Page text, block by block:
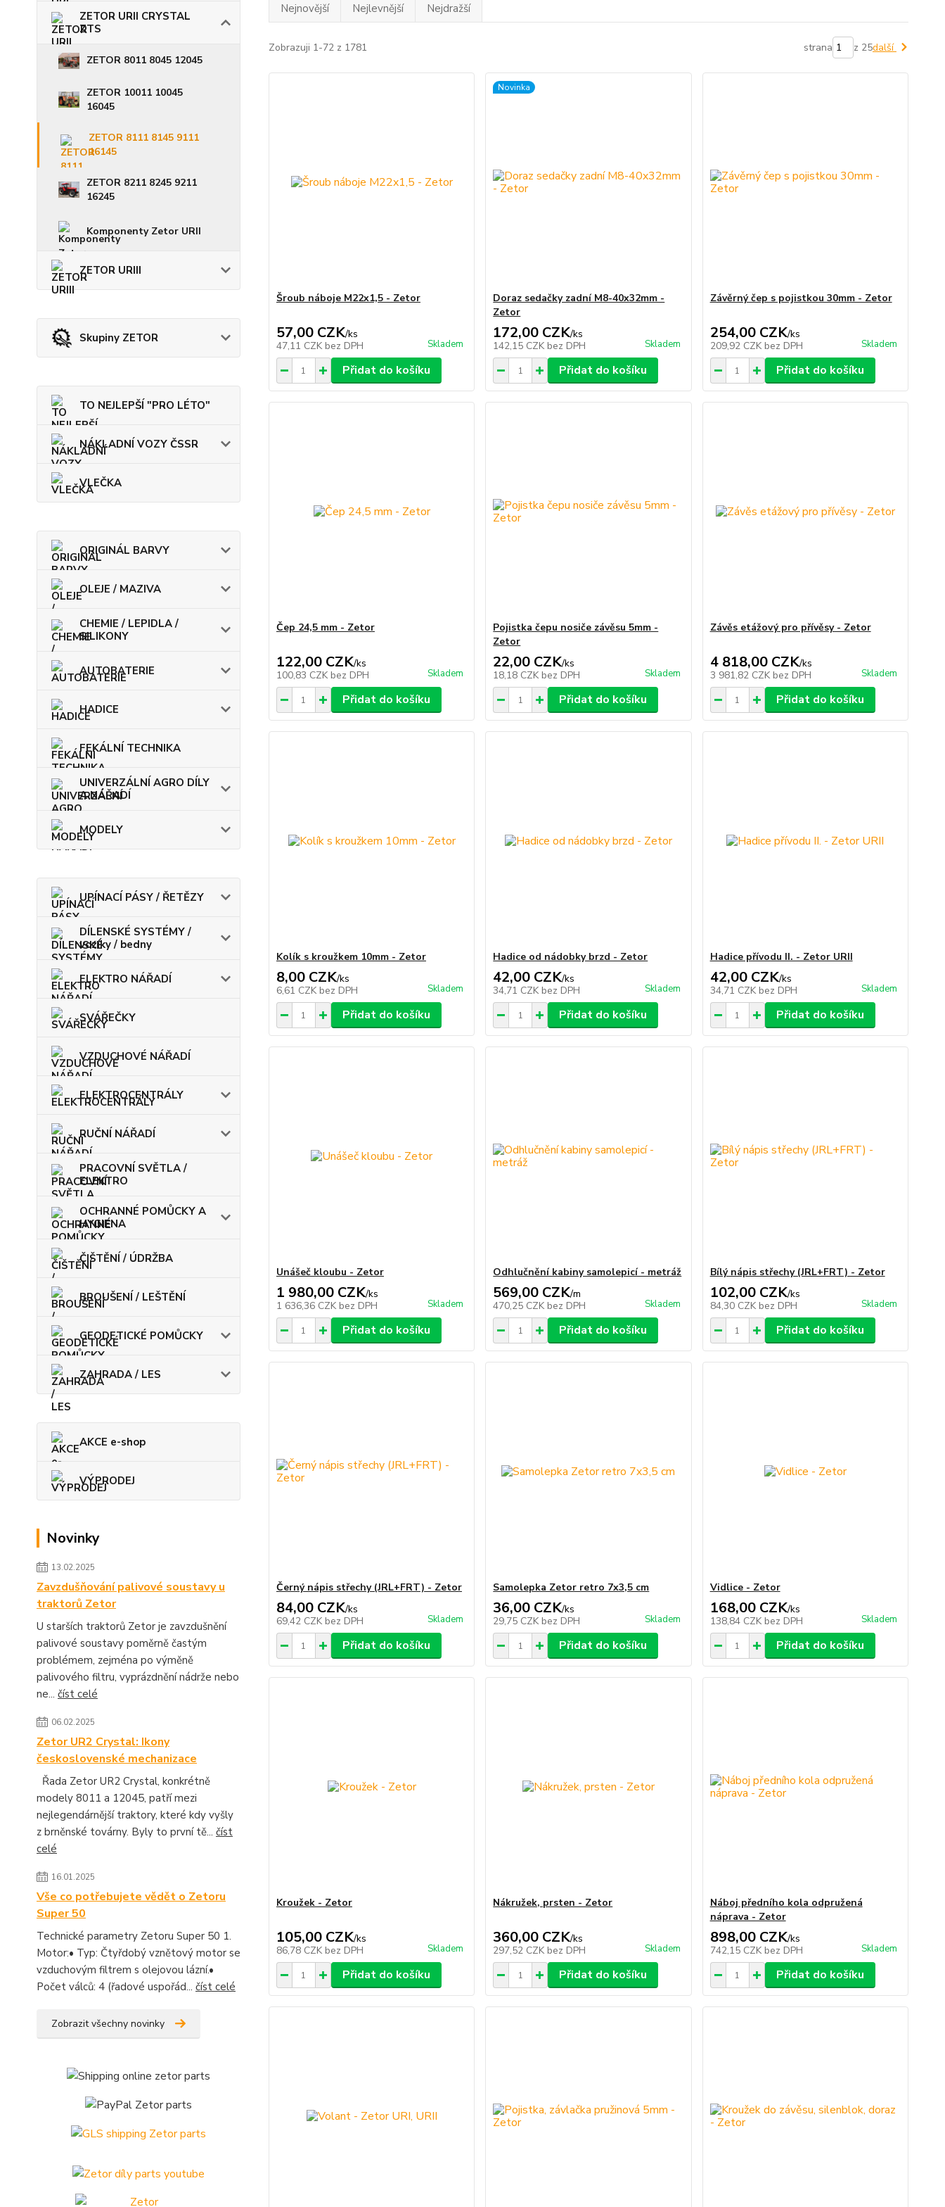
ZETOR URII CRYSTAL
ZTS
ZETOR 8011 8045 12045
ZETOR 10011 10045
16045
ZETOR 8111 8145 9111
16145
ZETOR 8211 8245 9211
16245
Komponenty Zetor URII
ZETOR URIII
Skupiny ZETOR
TO NEJLEPŠÍ "PRO LÉTO"
NÁKLADNÍ VOZY ČSSR
VLEČKA
ORIGINÁL BARVY
OLEJE / MAZIVA
CHEMIE / LEPIDLA /
SILIKONY
AUTOBATERIE
HADICE
FEKÁLNÍ TECHNIKA
UNIVERZÁLNÍ AGRO DÍLY
A NÁŘADÍ
MODELY
UPÍNACÍ PÁSY / ŘETĚZY
DÍLENSKÉ SYSTÉMY /
vozíky / bedny
ELEKTRO NÁŘADÍ
SVÁŘEČKY
VZDUCHOVÉ NÁŘADÍ
ELEKTROCENTRÁLY
RUČNÍ NÁŘADÍ
PRACOVNÍ SVĚTLA /
ELEKTRO
OCHRANNÉ POMŮCKY A
HYGIENA
ČIŠTĚNÍ / ÚDRŽBA
BROUŠENÍ / LEŠTĚNÍ
GEODETICKÉ POMŮCKY
ZAHRADA / LES
AKCE e-shop
VÝPRODEJ
Novinky
13.02.2025
Zavzdušňování palivové soustavy u
traktorů Zetor
U starších traktorů Zetor je zavzdušnění
palivové soustavy poměrně častým
problémem, zejména po výměně
palivového filtru, vyprázdnění nádrže nebo
ne... číst celé
06.02.2025
Zetor UR2 Crystal: Ikony
československé mechanizace
Řada Zetor UR2 Crystal, konkrétně
modely 8011 a 12045, patří mezi
nejlegendárnější traktory, které kdy vyšly
z brněnské továrny. Byly to první tě... číst
celé
16.01.2025
Vše co potřebujete vědět o Zetoru
Super 50
Technické parametry Zetoru Super 50 1.
Motor:• Typ: Čtyřdobý vznětový motor se
vzduchovým filtrem s olejovou lázní.•
Počet válců: 4 (řadové uspořád... číst celé
Zobrazit všechny novinky
Nejnovější Nejlevnější Nejdražší
Zobrazuji 1-72 z 1781 strana z 25další
Šroub náboje M22x1,5 - Zetor
57,00 CZK/ks
47,11 CZK bez DPH Skladem
Přidat do košíku
Novinka
Doraz sedačky zadní M8-40x32mm -
Zetor
172,00 CZK/ks
142,15 CZK bez DPH Skladem
Přidat do košíku
Závěrný čep s pojistkou 30mm - Zetor
254,00 CZK/ks
209,92 CZK bez DPH Skladem
Přidat do košíku
Čep 24,5 mm - Zetor
122,00 CZK/ks
100,83 CZK bez DPH Skladem
Přidat do košíku
Pojistka čepu nosiče závěsu 5mm -
Zetor
22,00 CZK/ks
18,18 CZK bez DPH Skladem
Přidat do košíku
Závěs etážový pro přívěsy - Zetor
4 818,00 CZK/ks
3 981,82 CZK bez DPH Skladem
Přidat do košíku
Kolík s kroužkem 10mm - Zetor
8,00 CZK/ks
6,61 CZK bez DPH Skladem
Přidat do košíku
Hadice od nádobky brzd - Zetor
42,00 CZK/ks
34,71 CZK bez DPH Skladem
Přidat do košíku
Hadice přívodu II. - Zetor URII
42,00 CZK/ks
34,71 CZK bez DPH Skladem
Přidat do košíku
Unášeč kloubu - Zetor
1 980,00 CZK/ks
1 636,36 CZK bez DPH Skladem
Přidat do košíku
Odhlučnění kabiny samolepicí - metráž
569,00 CZK/m
470,25 CZK bez DPH Skladem
Přidat do košíku
Bílý nápis střechy (JRL+FRT) - Zetor
102,00 CZK/ks
84,30 CZK bez DPH Skladem
Přidat do košíku
Černý nápis střechy (JRL+FRT) - Zetor
84,00 CZK/ks
69,42 CZK bez DPH Skladem
Přidat do košíku
Samolepka Zetor retro 7x3,5 cm
36,00 CZK/ks
29,75 CZK bez DPH Skladem
Přidat do košíku
Vidlice - Zetor
168,00 CZK/ks
138,84 CZK bez DPH Skladem
Přidat do košíku
Kroužek - Zetor
105,00 CZK/ks
86,78 CZK bez DPH Skladem
Přidat do košíku
Nákružek, prsten - Zetor
360,00 CZK/ks
297,52 CZK bez DPH Skladem
Přidat do košíku
Náboj předního kola odpružená
náprava - Zetor
898,00 CZK/ks
742,15 CZK bez DPH Skladem
Přidat do košíku